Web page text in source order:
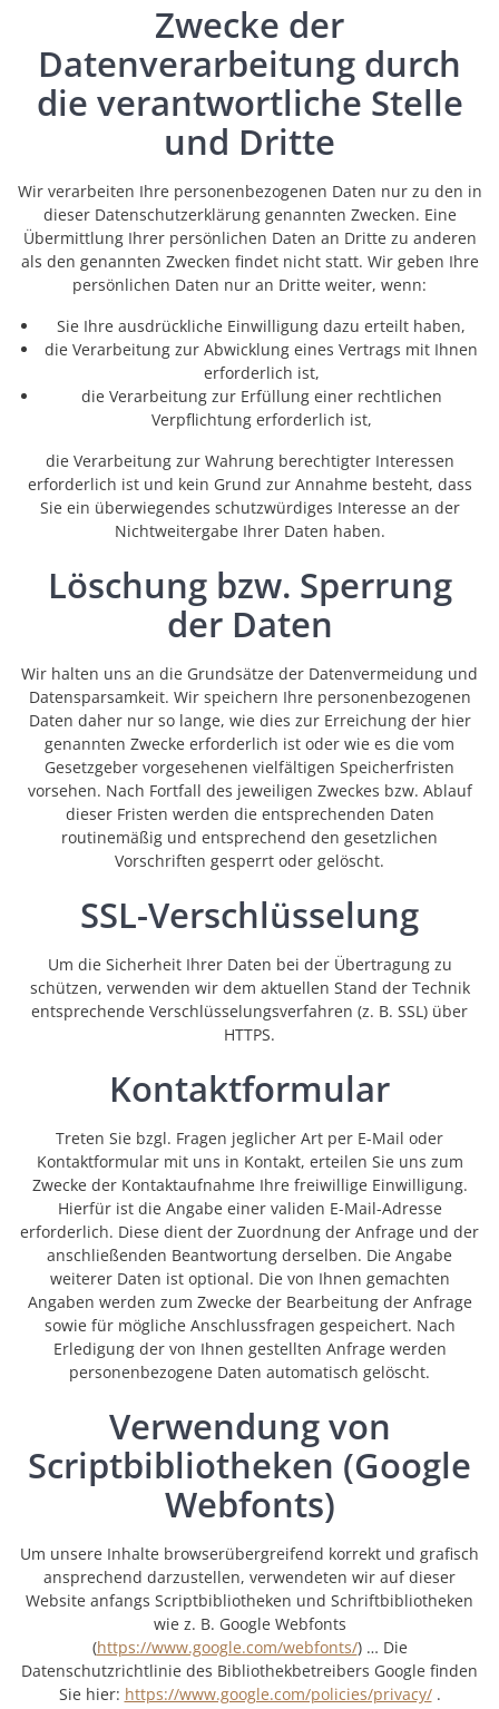
Zwecke der
Datenverarbeitung durch
die verantwortliche Stelle
und Dritte
Wir verarbeiten Ihre personenbezogenen Daten nur zu den in
dieser Datenschutzerklärung genannten Zwecken. Eine
Übermittlung Ihrer persönlichen Daten an Dritte zu anderen
als den genannten Zwecken findet nicht statt. Wir geben Ihre
persönlichen Daten nur an Dritte weiter, wenn:
Sie Ihre ausdrückliche Einwilligung dazu erteilt haben,
die Verarbeitung zur Abwicklung eines Vertrags mit Ihnen
erforderlich ist,
die Verarbeitung zur Erfüllung einer rechtlichen
Verpflichtung erforderlich ist,
die Verarbeitung zur Wahrung berechtigter Interessen
erforderlich ist und kein Grund zur Annahme besteht, dass
Sie ein überwiegendes schutzwürdiges Interesse an der
Nichtweitergabe Ihrer Daten haben.
Löschung bzw. Sperrung
der Daten
Wir halten uns an die Grundsätze der Datenvermeidung und
Datensparsamkeit. Wir speichern Ihre personenbezogenen
Daten daher nur so lange, wie dies zur Erreichung der hier
genannten Zwecke erforderlich ist oder wie es die vom
Gesetzgeber vorgesehenen vielfältigen Speicherfristen
vorsehen. Nach Fortfall des jeweiligen Zweckes bzw. Ablauf
dieser Fristen werden die entsprechenden Daten
routinemäßig und entsprechend den gesetzlichen
Vorschriften gesperrt oder gelöscht.
SSL-Verschlüsselung
Um die Sicherheit Ihrer Daten bei der Übertragung zu
schützen, verwenden wir dem aktuellen Stand der Technik
entsprechende Verschlüsselungsverfahren (z. B. SSL) über
HTTPS.
Kontaktformular
Treten Sie bzgl. Fragen jeglicher Art per E-Mail oder
Kontaktformular mit uns in Kontakt, erteilen Sie uns zum
Zwecke der Kontaktaufnahme Ihre freiwillige Einwilligung.
Hierfür ist die Angabe einer validen E-Mail-Adresse
erforderlich. Diese dient der Zuordnung der Anfrage und der
anschließenden Beantwortung derselben. Die Angabe
weiterer Daten ist optional. Die von Ihnen gemachten
Angaben werden zum Zwecke der Bearbeitung der Anfrage
sowie für mögliche Anschlussfragen gespeichert. Nach
Erledigung der von Ihnen gestellten Anfrage werden
personenbezogene Daten automatisch gelöscht.
Verwendung von
Scriptbibliotheken (Google
Webfonts)
Um unsere Inhalte browserübergreifend korrekt und grafisch
ansprechend darzustellen, verwendeten wir auf dieser
Website anfangs Scriptbibliotheken und Schriftbibliotheken
wie z. B. Google Webfonts
(https://www.google.com/webfonts/) … Die
Datenschutzrichtlinie des Bibliothekbetreibers Google finden
Sie hier: https://www.google.com/policies/privacy/.